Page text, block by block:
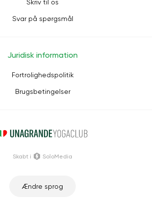
Skriv til os
Svar på spørgsmål
Juridisk information
Fortrolighedspolitik
Brugsbetingelser
Ændre sprog
Skabt i SoloMedia